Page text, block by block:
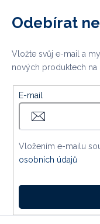
Odebírat
Vložte svůj e-mail a
nových produktech na
E-mail
Vložením e-mailu
osobních údajů